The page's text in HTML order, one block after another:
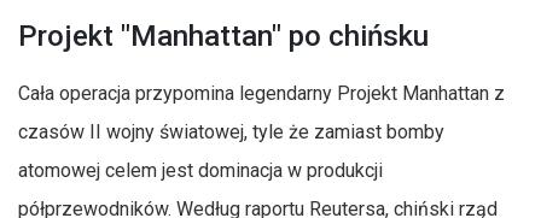
Projekt "Manhattan" po chińsku
Cała operacja przypomina legendarny Projekt Manhattan z
czasów II wojny światowej, tyle że zamiast bomby
atomowej celem jest dominacja w produkcji
półprzewodników. Według raportu Reutersa, chiński rząd